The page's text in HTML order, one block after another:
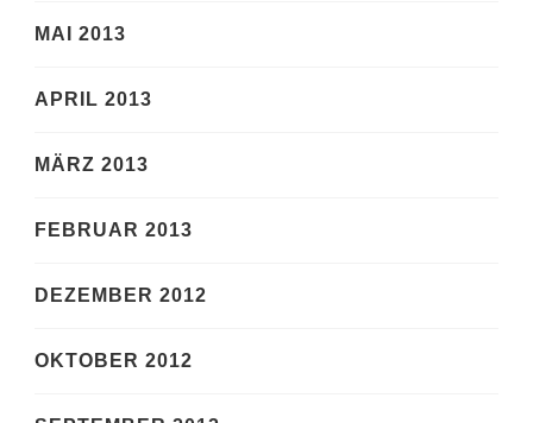
MAI 2013
APRIL 2013
MÄRZ 2013
FEBRUAR 2013
DEZEMBER 2012
OKTOBER 2012